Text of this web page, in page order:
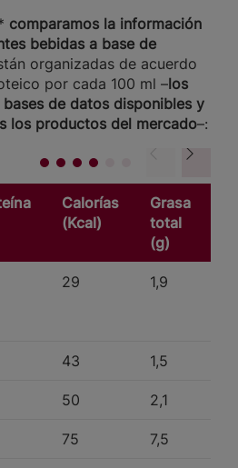
comparamos la información
bebidas a base de
organizadas de acuerdo
por cada 100 ml –los
de datos disponibles y
los productos del mercado–:
Calorías
(Kcal)
Grasa
total
(g)
29 1,9
43 1,5
50 2,1
75 7,5